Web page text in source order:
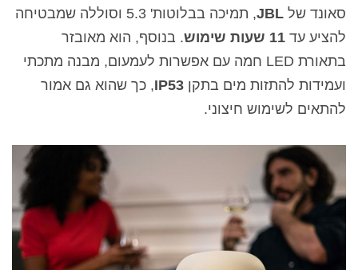
סאונד של JBL
, תמיכה בבלוטות' 5.3 וסוללה שמבטיחה
להציע עד 11 שעות שימוש
. בנוסף, הוא מאובזר
בתאורת LED חמה עם אפשרות לעמעום, מבנה מתכתי
ועמידות להתזות מים בתקן IP53, כך שהוא גם אמור
להתאים לשימוש חיצוני.